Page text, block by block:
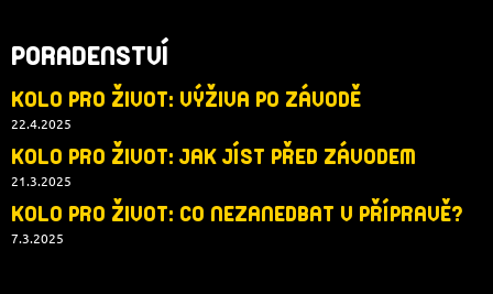
PORADENSTVÍ
KOLO PRO ŽIVOT: VÝŽIVA PO ZÁVODĚ
22.4.2025
KOLO PRO ŽIVOT: JAK JÍST PŘED ZÁVODEM
21.3.2025
KOLO PRO ŽIVOT: CO NEZANEDBAT V PŘÍPRAVĚ?
7.3.2025